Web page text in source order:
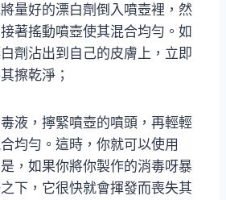
量好的漂白劑倒入噴壺裡，然
著搖動噴壺使其混合均勻。如
劑沾出到自己的皮膚上，立即
擦乾淨；
液，擰緊噴壺的噴頭，再輕輕
均勻。這時，你就可以使用
，如果你將你製作的消毒呀暴
下，它很快就會揮發而喪失其